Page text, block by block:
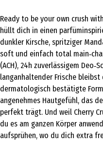
Ready to be your own crush
hüllt dich in einen
dunkler Kirsche, spritziger
soft und einfach total
(ACH), 24h zuverlässigem
langanhaltender Frische
dermatologisch bestätigte
angenehmes Hautgefühl, das
perfekt trägt. Und weil Cherry
du es am ganzen Körper
aufsprühen, wo du dich extra